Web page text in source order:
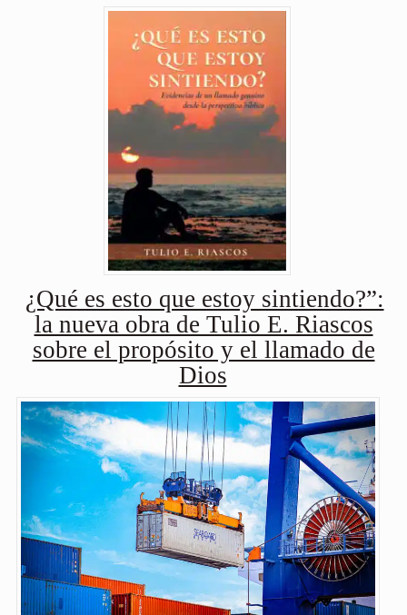
¿Qué es esto que estoy sintiendo?”:
la nueva obra de Tulio E. Riascos
sobre el propósito y el llamado de
Dios